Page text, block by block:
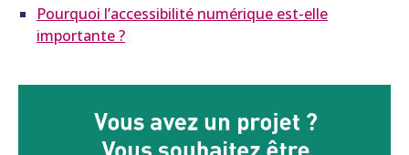
Pourquoi l’accessibilité numérique est-elle
importante ?